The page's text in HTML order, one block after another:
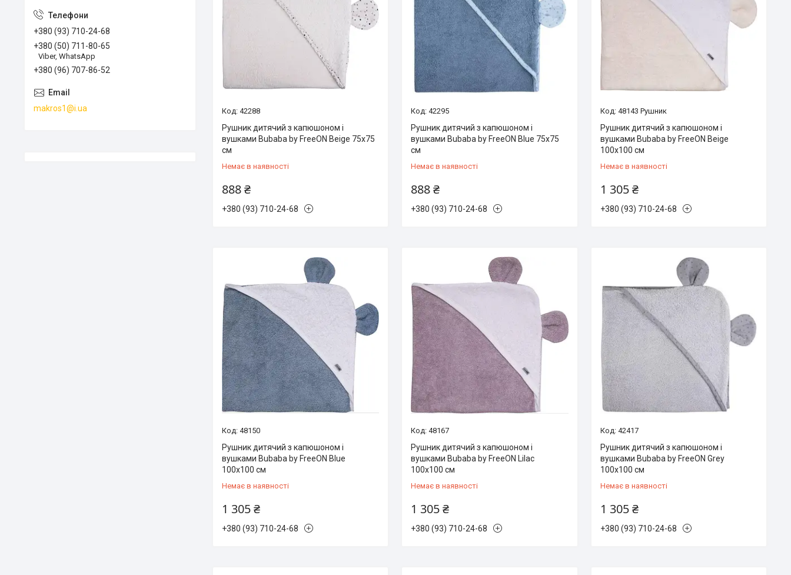
42288
Рушник дитячий з капюшоном і
вушками Bubaba by FreeON Beige 75х75
см
Немає в наявності
888 ₴
+380 (93) 710-24-68
42295
Рушник дитячий з капюшоном і
вушками Bubaba by FreeON Blue 75х75
см
Немає в наявності
888 ₴
+380 (93) 710-24-68
48143 Рушник
Рушник дитячий з капюшоном і
вушками Bubaba by FreeON Beige
100х100 см
Немає в наявності
1 305 ₴
+380 (93) 710-24-68
48150
Рушник дитячий з капюшоном і
вушками Bubaba by FreeON Blue
100х100 см
Немає в наявності
1 305 ₴
+380 (93) 710-24-68
48167
Рушник дитячий з капюшоном і
вушками Bubaba by FreeON Lilac
100х100 см
Немає в наявності
1 305 ₴
+380 (93) 710-24-68
42417
Рушник дитячий з капюшоном і
вушками Bubaba by FreeON Grey
100х100 см
Немає в наявності
1 305 ₴
+380 (93) 710-24-68
+380 (93) 710-24-68
+380 (50) 711-80-65
Viber, WhatsApp
+380 (96) 707-86-52
makros1@i.ua